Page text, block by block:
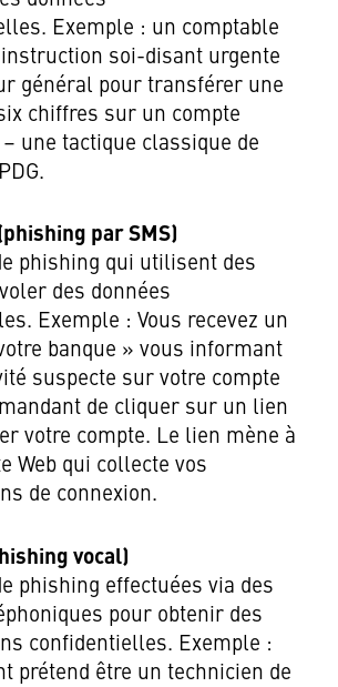
Exemple : un comptable
soi-disant urgente
général pour transférer une
chiffres sur un compte
une tactique classique de
par SMS)
phishing qui utilisent des
des données
Exemple : Vous recevez un
banque » vous informant
suspecte sur votre compte
de cliquer sur un lien
votre compte. Le lien mène à
Web qui collecte vos
de connexion.
vocal)
phishing effectuées via des
pour obtenir des
confidentielles. Exemple :
prétend être un technicien de